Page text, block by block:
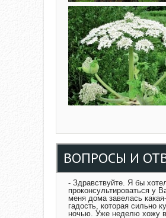
ВОПРОСЫ И
- Здравствуйте. Я бы
проконсультироваться у
меня дома завелась
гадость, которая сильно
ночью. Уже неделю хожу